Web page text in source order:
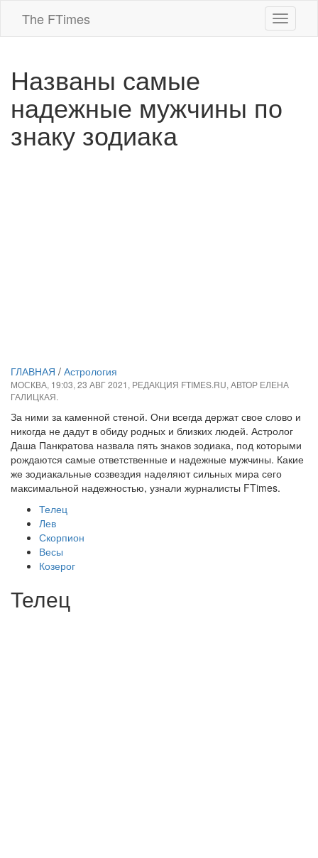
The FTimes
Названы самые
надежные мужчины по
знаку зодиака
ГЛАВНАЯ / Астрология
МОСКВА, 19:03, 23 АВГ 2021, РЕДАКЦИЯ FTIMES.RU, АВТОР ЕЛЕНА
ГАЛИЦКАЯ.
За ними за каменной стеной. Они всегда держат свое слово и
никогда не дадут в обиду родных и близких людей. Астролог
Даша Панкратова назвала пять знаков зодиака, под которыми
рождаются самые ответственные и надежные мужчины. Какие
же зодиакальные созвездия наделяют сильных мира сего
максимальной надежностью, узнали журналисты FTimes.
Телец
Лев
Скорпион
Весы
Козерог
Телец